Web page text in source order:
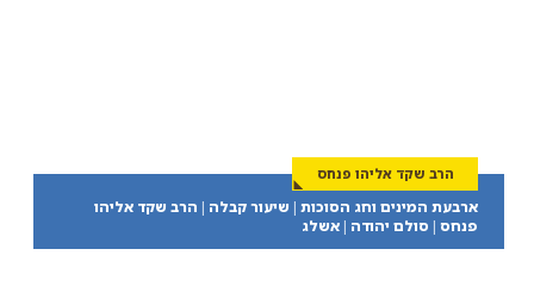
הרב שקד אליהו פנחס
ארבעת המינים וחג הסוכות | שיעור קבלה | הרב שקד אליהו
פנחס | סולם יהודה | אשלג